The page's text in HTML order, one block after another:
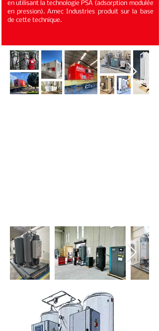
en utilisant la technologie PSA (adsorption modulée
en pression). Amec Industries produit sur la base
de cette technique.